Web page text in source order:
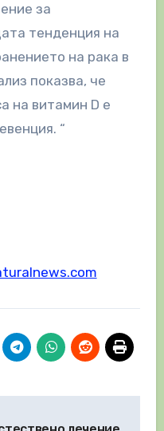
за
тенденция на
на рака в
показва, че
на витамин D е
“